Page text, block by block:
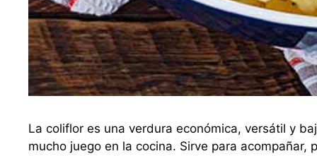
La coliflor es una verdura económica, versátil y
mucho juego en la cocina. Sirve para acompañar,